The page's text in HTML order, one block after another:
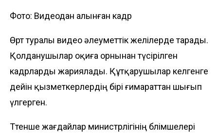
Фото: Видеодан алынған кадр
Өрт туралы видео әлеуметтік желілерде тарады.
Қолданушылар оқиға орнынан түсірілген
кадрларды жариялады. Құтқарушылар келгенге
дейін қызметкерлердің бірі ғимараттан шығып
үлгерген.
Төтенше жағдайлар министрлігінің бөлімшелері